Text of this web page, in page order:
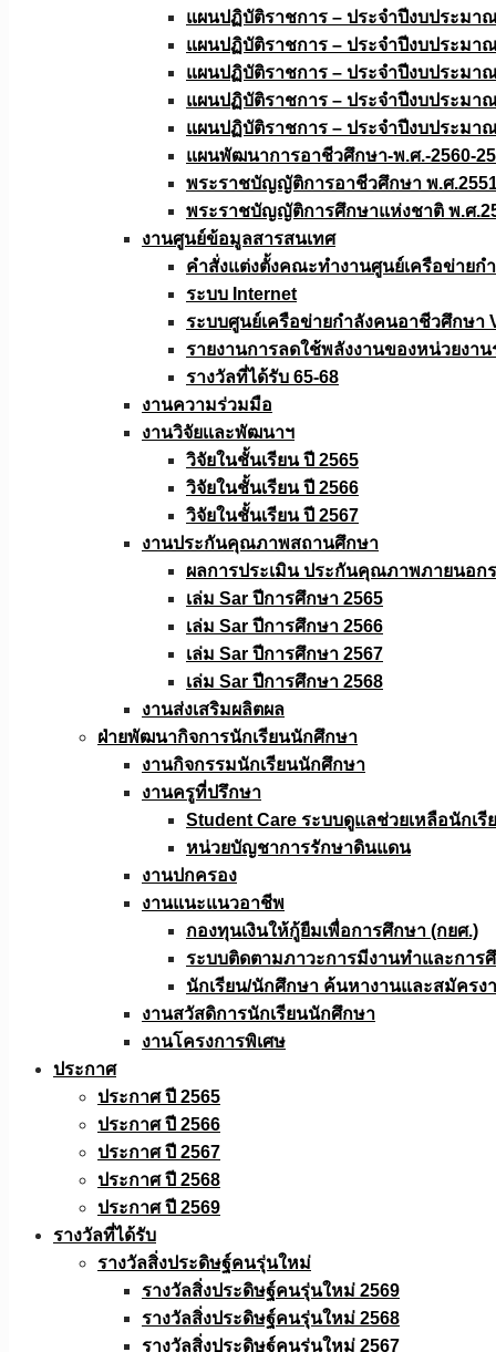
แผนปฏิบัติราชการ – ประจำปีงบประมา
แผนปฏิบัติราชการ – ประจำปีงบประมา
แผนปฏิบัติราชการ – ประจำปีงบประมา
แผนปฏิบัติราชการ – ประจำปีงบประมา
แผนปฏิบัติราชการ – ประจำปีงบประมา
แผนพัฒนาการอาชีวศึกษา-พ.ศ.-2560-
พระราชบัญญัติการอาชีวศึกษา พ.ศ
พระราชบัญญัติการศึกษาแห่งชาติ พ.ศ
งานศูนย์ข้อมูลสารสนเทศ
คำสั่งแต่งตั้งคณะทำงานศูนย์เครือข่าย
ระบบ Internet
ระบบศูนย์เครือข่ายกำลังคนอาชีวศึกษา
รายงานการลดใช้พลังงานของหน่วยงา
รางวัลที่ได้รับ 65-68
งานความร่วมมือ
งานวิจัยเเละพัฒนาฯ
วิจัยในชั้นเรียน ปี 2565
วิจัยในชั้นเรียน ปี 2566
วิจัยในชั้นเรียน ปี 2567
งานประกันคุณภาพสถานศึกษา
ผลการประเมิน ประกันคุณภาพภายนอก
เล่ม Sar ปีการศึกษา 2565
เล่ม Sar ปีการศึกษา 2566
เล่ม Sar ปีการศึกษา 2567
เล่ม Sar ปีการศึกษา 2568
งานส่งเสริมผลิตผล
ฝ่ายพัฒนากิจการนักเรียนนักศึกษา
งานกิจกรรมนักเรียนนักศึกษา
งานครูที่ปรึกษา
Student Care ระบบดูแลช่วยเหลือนักเรี
หน่วยบัญชาการรักษาดินแดน
งานปกครอง
งานแนะแนวอาชีพ
กองทุนเงินให้กู้ยืมเพื่อการศึกษา (กยศ.)
ระบบติดตามภาวะการมีงานทำและการ
นักเรียน/นักศึกษา ค้นหางานและสมัครง
งานสวัสดิการนักเรียนนักศึกษา
งานโครงการพิเศษ
ประกาศ
ประกาศ ปี 2565
ประกาศ ปี 2566
ประกาศ ปี 2567
ประกาศ ปี 2568
ประกาศ ปี 2569
รางวัลที่ได้รับ
รางวัลสิ่งประดิษฐ์คนรุ่นใหม่
รางวัลสิ่งประดิษฐ์คนรุ่นใหม่ 2569
รางวัลสิ่งประดิษฐ์คนรุ่นใหม่ 2568
รางวัลสิ่งประดิษฐ์คนรุ่นใหม่ 2567